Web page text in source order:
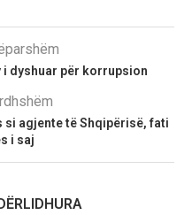
i dyshuar për korrupsion
agjente të Shqipërisë, fati
i saj